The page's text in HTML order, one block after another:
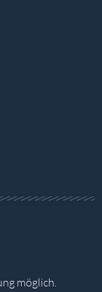
möglich.